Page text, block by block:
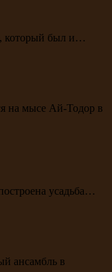
который был и…
на мысе Ай-Тодор в
усадьба…
ансамбль в